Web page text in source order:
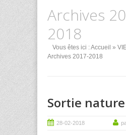
Archives
2018
Vous êtes ici :Accueil »
Archives 2017-2018
Sortie nature
28-02-2018